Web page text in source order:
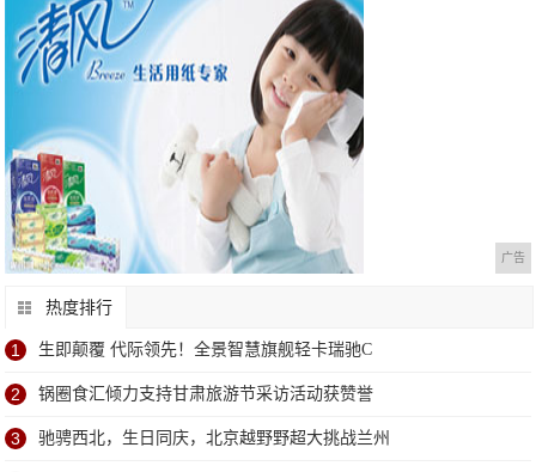
广告
热度排行
1 生即颠覆 代际领先！全景智慧旗舰轻卡瑞驰C
2 锅圈食汇倾力支持甘肃旅游节采访活动获赞誉
3 驰骋西北，生日同庆，北京越野野超大挑战兰州